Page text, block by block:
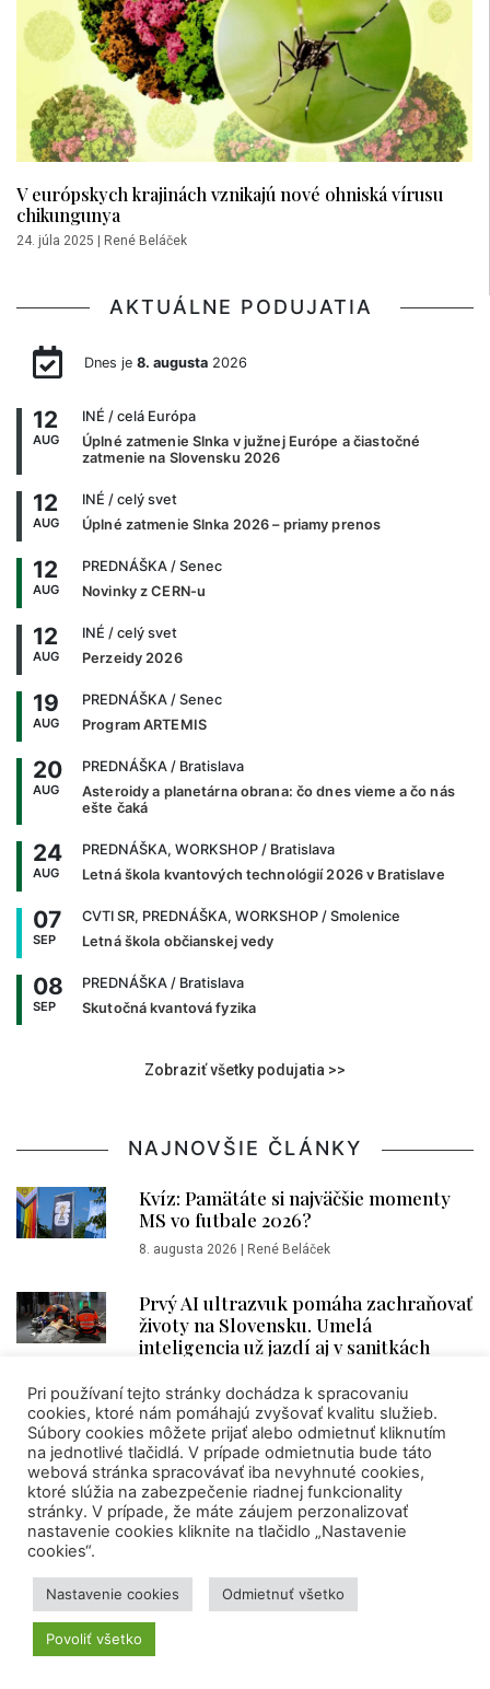
V európskych krajinách vznikajú nové ohniská vírusu
chikungunya
24. júla 2025 | René Beláček
AKTUÁLNE PODUJATIA
Dnes je 8. augusta2026
12
AUG
INÉ / celá Európa
Úplné zatmenie Slnka v južnej Európe a čiastočné
zatmenie na Slovensku 2026
12
AUG
INÉ / celý svet
Úplné zatmenie Slnka 2026 – priamy prenos
12
AUG
PREDNÁŠKA / Senec
Novinky z CERN-u
12
AUG
INÉ / celý svet
Perzeidy 2026
19
AUG
PREDNÁŠKA / Senec
Program ARTEMIS
20
AUG
PREDNÁŠKA / Bratislava
Asteroidy a planetárna obrana: čo dnes vieme a čo nás
ešte čaká
24
AUG
PREDNÁŠKA, WORKSHOP / Bratislava
Letná škola kvantových technológií 2026 v Bratislave
07
SEP
CVTI SR, PREDNÁŠKA, WORKSHOP / Smolenice
Letná škola občianskej vedy
08
SEP
PREDNÁŠKA / Bratislava
Skutočná kvantová fyzika
Zobraziť všetky podujatia >>
NAJNOVŠIE ČLÁNKY
Kvíz: Pamätáte si najväčšie momenty
MS vo futbale 2026?
8. augusta 2026 René Beláček
Prvý AI ultrazvuk pomáha zachraňovať
životy na Slovensku. Umelá
inteligencia už jazdí aj v sanitkách
Ako slanosť oceánu mení pravidlá hry
pri sledovaní fenoménu El Niño
7. augusta 2026| VEDA NA DOSAH
PODCAST: Ako si nájsť štipendium,
je dôležité začať čo najskôr (SAIA)
7. augusta 2026|Sára Molitorisová
Nová nádej na liečbu slepoty?
Pri používaní tejto stránky dochádza k spracovaniu
cookies, ktoré nám pomáhajú zvyšovať kvalitu služieb.
Súbory cookies môžete prijať alebo odmietnuť kliknutím
na jednotlivé tlačidlá. V prípade odmietnutia bude táto
webová stránka spracovávať iba nevyhnuté cookies,
ktoré slúžia na zabezpečenie riadnej funkcionality
stránky. V prípade, že máte záujem perzonalizovať
nastavenie cookies kliknite na tlačidlo „Nastavenie
cookies“.
Nastavenie cookies Odmietnuť všetko
Povoliť všetko